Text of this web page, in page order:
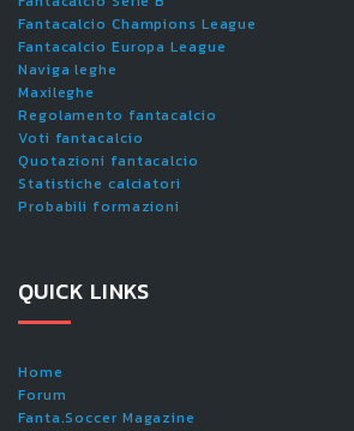
Fantacalcio Champions League
Fantacalcio Europa League
Naviga leghe
Maxileghe
Regolamento fantacalcio
Voti fantacalcio
Quotazioni fantacalcio
Statistiche calciatori
Probabili formazioni
QUICK LINKS
Home
Forum
Fanta.Soccer Magazine